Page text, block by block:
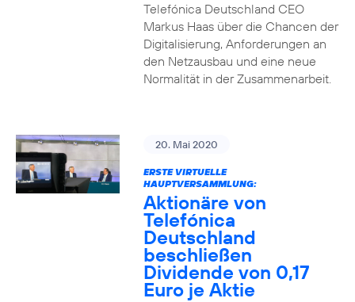
Telefónica Deutschland CEO
Markus Haas über die Chancen der
Digitalisierung, Anforderungen an
den Netzausbau und eine neue
Normalität in der Zusammenarbeit.
20. Mai 2020
ERSTE VIRTUELLE
HAUPTVERSAMMLUNG:
Aktionäre von
Telefónica
Deutschland
beschließen
Dividende von 0,17
Euro je Aktie